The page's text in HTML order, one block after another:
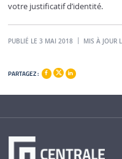
votre justificatif d’identité.
PUBLIÉ LE 3 MAI 2018 MIS À JOUR
PARTAGEZ :